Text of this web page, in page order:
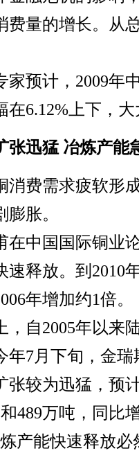
费量的增长。从
计，2009年中
在6.12%上下，
迅猛 冶炼产能
费需求疲软形成
胀。
中国国际铜业论
速释放。到2010
年增加约1倍。
2005年以来陆
年7月下旬，金
张较为迅猛，预
489万吨，同比
能快速释放必